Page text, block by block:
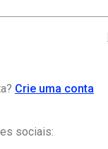
Crie uma conta
sociais: